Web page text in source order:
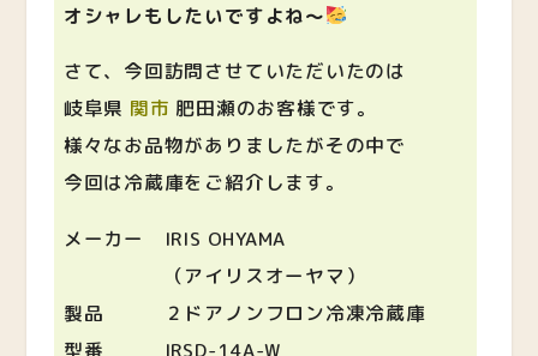
オシャレもしたいですよね〜
さて、今回訪問させていただいたのは
岐阜県 関市 肥田瀬のお客様です。
様々なお品物がありましたがその中で
今回は冷蔵庫をご紹介します。
メーカー IRIS OHYAMA
（アイリスオーヤマ）
製品 ２ドアノンフロン冷凍冷蔵庫
型番 IRSD-14A-W